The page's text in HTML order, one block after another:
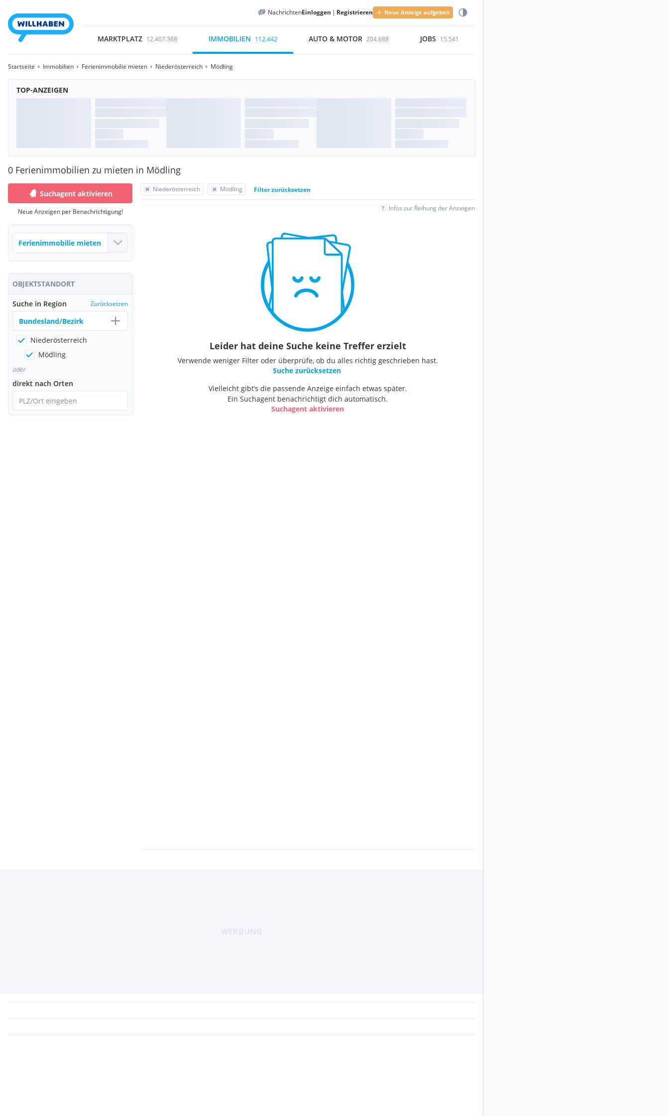
NachrichtenEinloggen | Registrieren Neue Anzeige aufgeben
MARKTPLATZ 12.407.368 IMMOBILIEN 112.442 AUTO & MOTOR 204.688 JOBS 15.541
Startseite Immobilien Ferienimmobilie mieten Niederösterreich Mödling
TOP-ANZEIGEN
0 Ferienimmobilien zu mieten in Mödling
Suchagent aktivieren
Neue Anzeigen per Benachrichtigung!
OBJEKTSTANDORT
Suche in Region Zurücksetzen
Bundesland/Bezirk
Niederösterreich
Mödling
oder
direkt nach Orten
PLZ/Ort eingeben
Niederösterreich Mödling Filter zurücksetzen
Infos zur Reihung der Anzeigen
Leider hat deine Suche keine Treffer erzielt
Verwende weniger Filter oder überprüfe, ob du alles richtig geschrieben hast.
Suche zurücksetzen
Vielleicht gibt’s die passende Anzeige einfach etwas später.
Ein Suchagent benachrichtigt dich automatisch.
Suchagent aktivieren